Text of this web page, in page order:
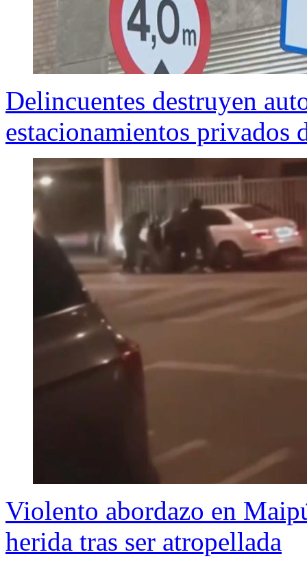
Delincuentes destruyen
estacionamientos privados
Violento abordazo en
herida tras ser atropellada